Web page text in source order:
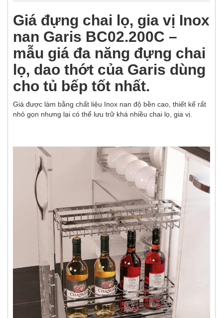
Giá đựng chai lọ, gia vị Inox
nan Garis BC02.200C –
mẫu giá đa năng đựng chai
lọ, dao thớt của Garis dùng
cho tủ bếp tốt nhất.
Giá được làm bằng chất liệu Inox nan độ bền cao, thiết kế rất
nhỏ gọn nhưng lại có thể lưu trữ khá nhiều chai lọ, gia vị.